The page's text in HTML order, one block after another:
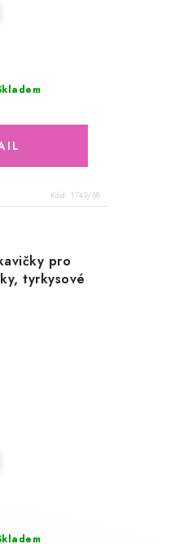
Kód: 1749/68
pro
tyrkysové